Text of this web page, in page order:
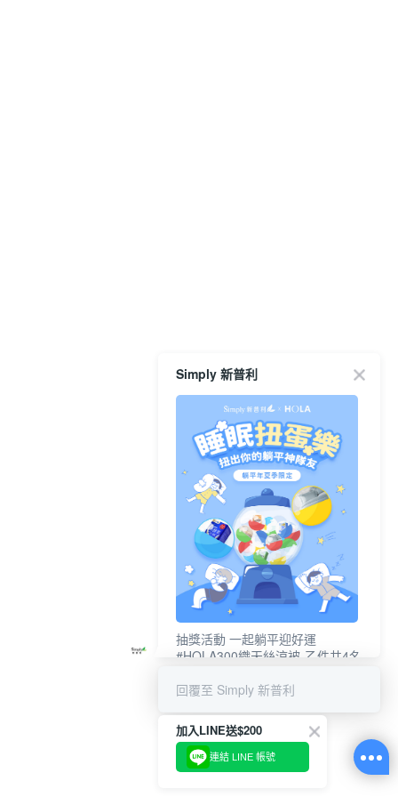
Simply 新普利
抽獎活動 一起躺平迎好運
#HOLA300織天絲涼被-乙件共4名
回覆至 Simply 新普利
加入LINE送$200
連結 LINE 帳號